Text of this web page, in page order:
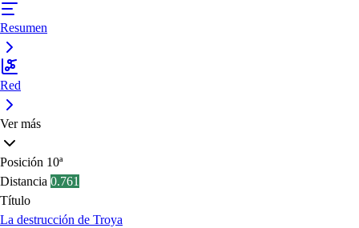
Resumen
Red
Ver más
Posición 10ª
Distancia 0.761
Título
La destrucción de Troya